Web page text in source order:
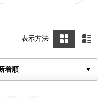
表示方法